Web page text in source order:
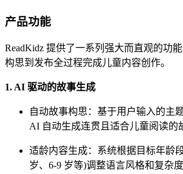
产品功能
ReadKidz 提供了一系列强大而直观的功
构思到发布全过程完成儿童内容创作。
1. AI 驱动的故事生成
自动故事构思：基于用户输入的主
AI 自动生成连贯且适合儿童阅读的
适龄内容生成：系统根据目标年龄
岁、6-9 岁等)调整语言风格和复杂度